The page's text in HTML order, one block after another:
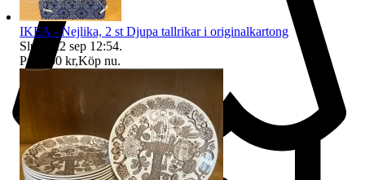
IKEA - Nejlika, 2 st Djupa tallrikar i originalkartong
Sluttid
22 sep 12:54.
Pris:
500 kr,Köp nu.